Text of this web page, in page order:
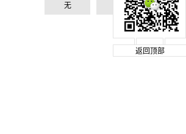
无
返回顶部